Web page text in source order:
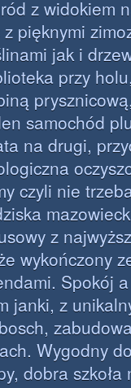
z widokiem
z pięknymi
jak i
przy
samochód
na drugi,
czyli nie
z
wykończony
Spokój
janki, z
Wygodny
dobra